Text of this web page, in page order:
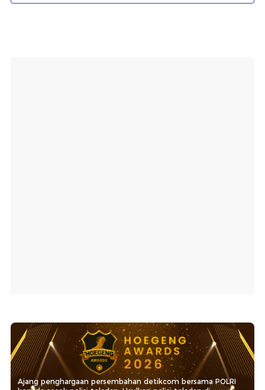
Ajang penghargaan persembahan detikcom bersama POLRI